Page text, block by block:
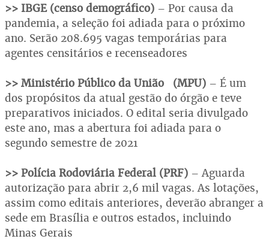
>> IBGE (censo demográfico) – Por causa da
pandemia, a seleção foi adiada para o próximo
ano. Serão 208.695 vagas temporárias para
agentes censitários e recenseadores
>> Ministério Público da União (MPU) – É um
dos propósitos da atual gestão do órgão e teve
preparativos iniciados. O edital seria divulgado
este ano, mas a abertura foi adiada para o
segundo semestre de 2021
>> Polícia Rodoviária Federal (PRF) – Aguarda
autorização para abrir 2,6 mil vagas. As lotações,
assim como editais anteriores, deverão abranger a
sede em Brasília e outros estados, incluindo
Minas Gerais